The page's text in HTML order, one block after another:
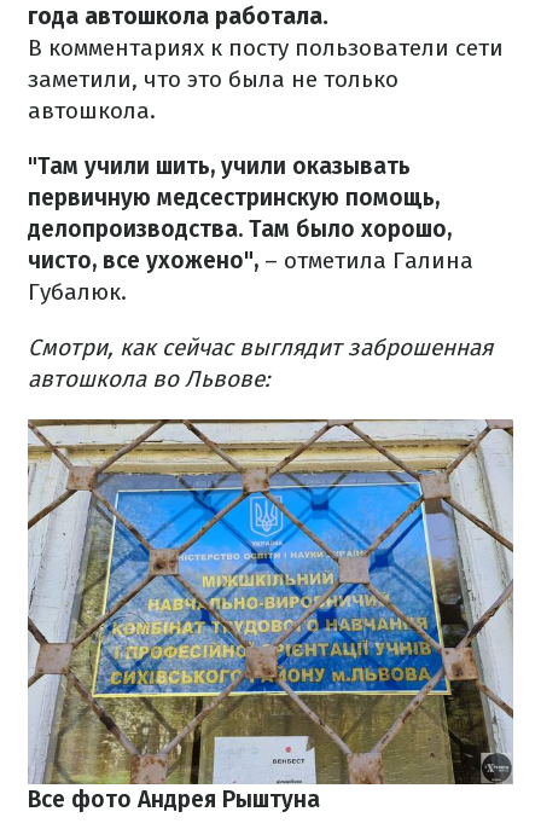
года автошкола работала.
В комментариях к посту пользователи сети
заметили, что это была не только
автошкола.
"Там учили шить, учили оказывать
первичную медсестринскую помощь,
делопроизводства. Там было хорошо,
чисто, все ухожено", – отметила Галина
Губалюк.
Смотри, как сейчас выглядит заброшенная
автошкола во Львове:
Все фото Андрея Рыштуна